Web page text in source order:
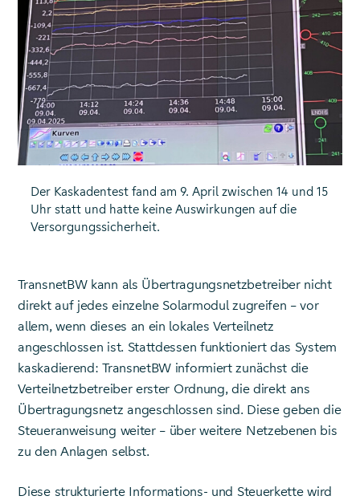
Der Kaskadentest fand am 9. April zwischen 14 und 15
Uhr statt und hatte keine Auswirkungen auf die
Versorgungssicherheit.
TransnetBW kann als Übertragungsnetzbetreiber nicht
direkt auf jedes einzelne Solarmodul zugreifen – vor
allem, wenn dieses an ein lokales Verteilnetz
angeschlossen ist. Stattdessen funktioniert das System
kaskadierend: TransnetBW informiert zunächst die
Verteilnetzbetreiber erster Ordnung, die direkt ans
Übertragungsnetz angeschlossen sind. Diese geben die
Steueranweisung weiter – über weitere Netzebenen bis
zu den Anlagen selbst.
Diese strukturierte Informations- und Steuerkette wird